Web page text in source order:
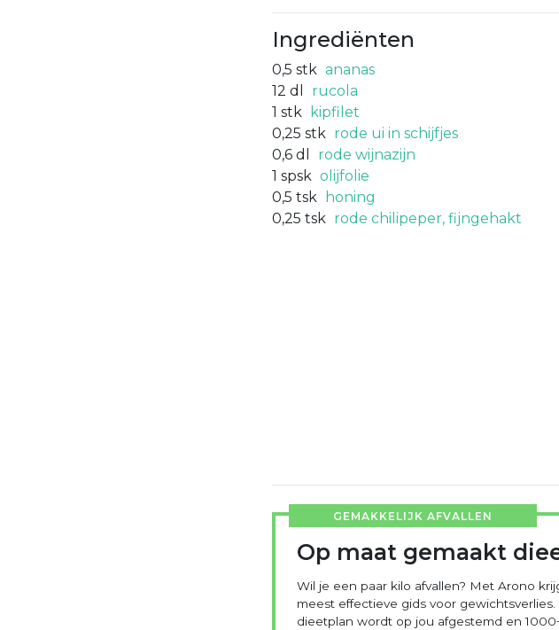
Ingrediënten
0,5 stk ananas
12 dl
rucola
1 stk
kipfilet
0,25 stk rode ui in schijfjes
0,6 dl
rode wijnazijn
1 spsk olijfolie
0,5 tsk
honing
0,25 tsk rode chilipeper, fijngehakt
GEMAKKELIJK AFVALLEN
Op maat gemaakt
Wil je een paar kilo afvallen? Met Arono
meest effectieve gids voor gewichtsverlies.
dieetplan wordt op jou afgestemd en